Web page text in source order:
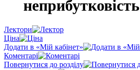
неприбутковість
Лектори
Ціна
Додати в «Мій кабінет»
Коментарі
Повернутися до розділу